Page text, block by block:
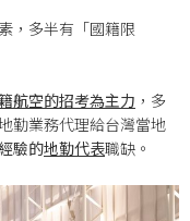
，多半有「國籍限
航空的招考為主力 ，多
勤業務代理給台灣當地
驗的地勤代表職缺。